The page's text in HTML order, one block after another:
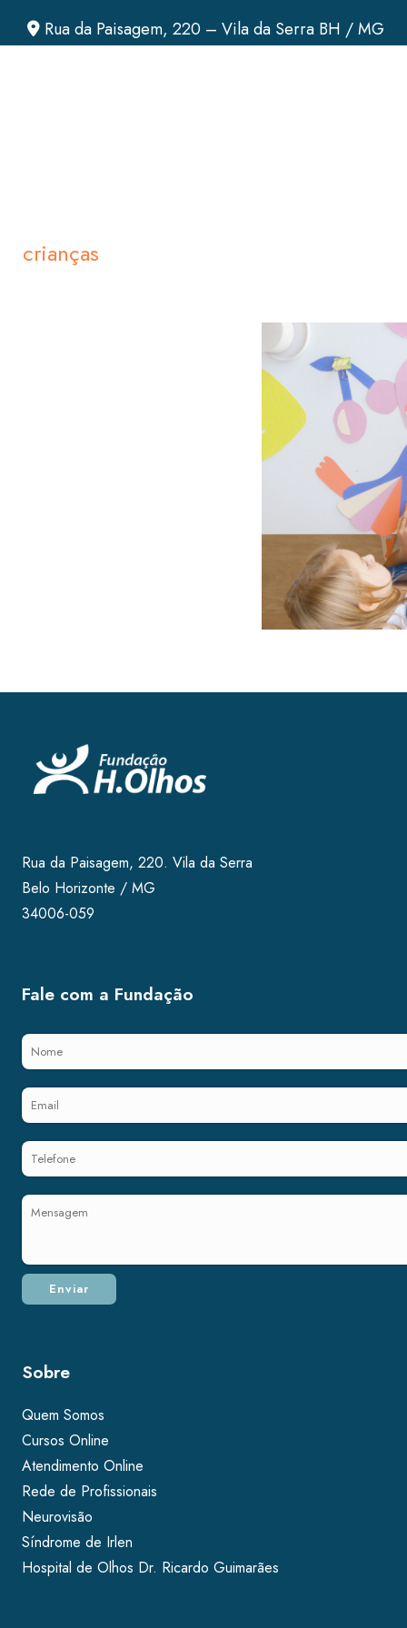
Rua da Paisagem, 220 – Vila da Serra BH / MG
crianças
Rua da Paisagem, 220. Vila da Serra
Belo Horizonte / MG
34006-059
Fale com a Fundação
Sobre
Quem Somos
Cursos Online
Atendimento Online
Rede de Profissionais
Neurovisão
Síndrome de Irlen
Hospital de Olhos Dr. Ricardo Guimarães